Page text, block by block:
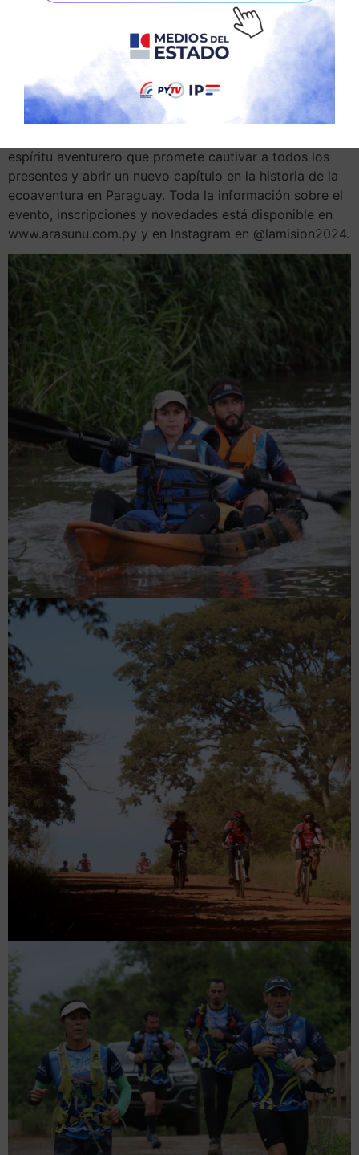
resistencia física, sino también habilidades de
adaptación y trabajo en equipo. Para ello, se han
implementado innovaciones tecnológicas, como el uso
de track GPX en relojes Garmin para la categoría Trail
Running, para la orientación.
La Misión 2024 no es solo una competencia. Es una
espíritu aventurero que promete cautivar a todos los
presentes y abrir un nuevo capítulo en la historia de la
ecoaventura en Paraguay. Toda la información sobre el
evento, inscripciones y novedades está disponible en
www.arasunu.com.py y en Instagram en @lamision2024.